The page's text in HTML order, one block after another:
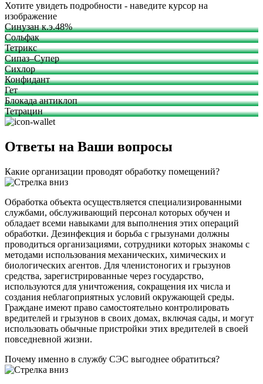
Хотите увидеть подробности - наведите курсор на
изображение
Синузан к.э.48%
Сольфак
Тетрикс
Сипаз–Супер
Сихлор
Конфидант
Гет
Блокада антиклоп
Тетрацин
Ответы на Ваши вопросы
Какие организации проводят обработку помещений?
Обработка объекта осуществляется специализированными
службами, обслуживающий персонал которых обучен и
обладает всеми навыками для выполнения этих операций
обработки. Дезинфекция и борьба с грызунами должны
проводиться организациями, сотрудники которых знакомы с
методами использования механических, химических и
биологических агентов. Для членистоногих и грызунов
средства, зарегистрированные через государство,
используются для уничтожения, сокращения их числа и
создания неблагоприятных условий окружающей среды.
Граждане имеют право самостоятельно контролировать
вредителей и грызунов в своих домах, включая сады, и могут
использовать обычные пристройки этих вредителей в своей
повседневной жизни.
Почему именно в службу СЭС выгоднее обратиться?